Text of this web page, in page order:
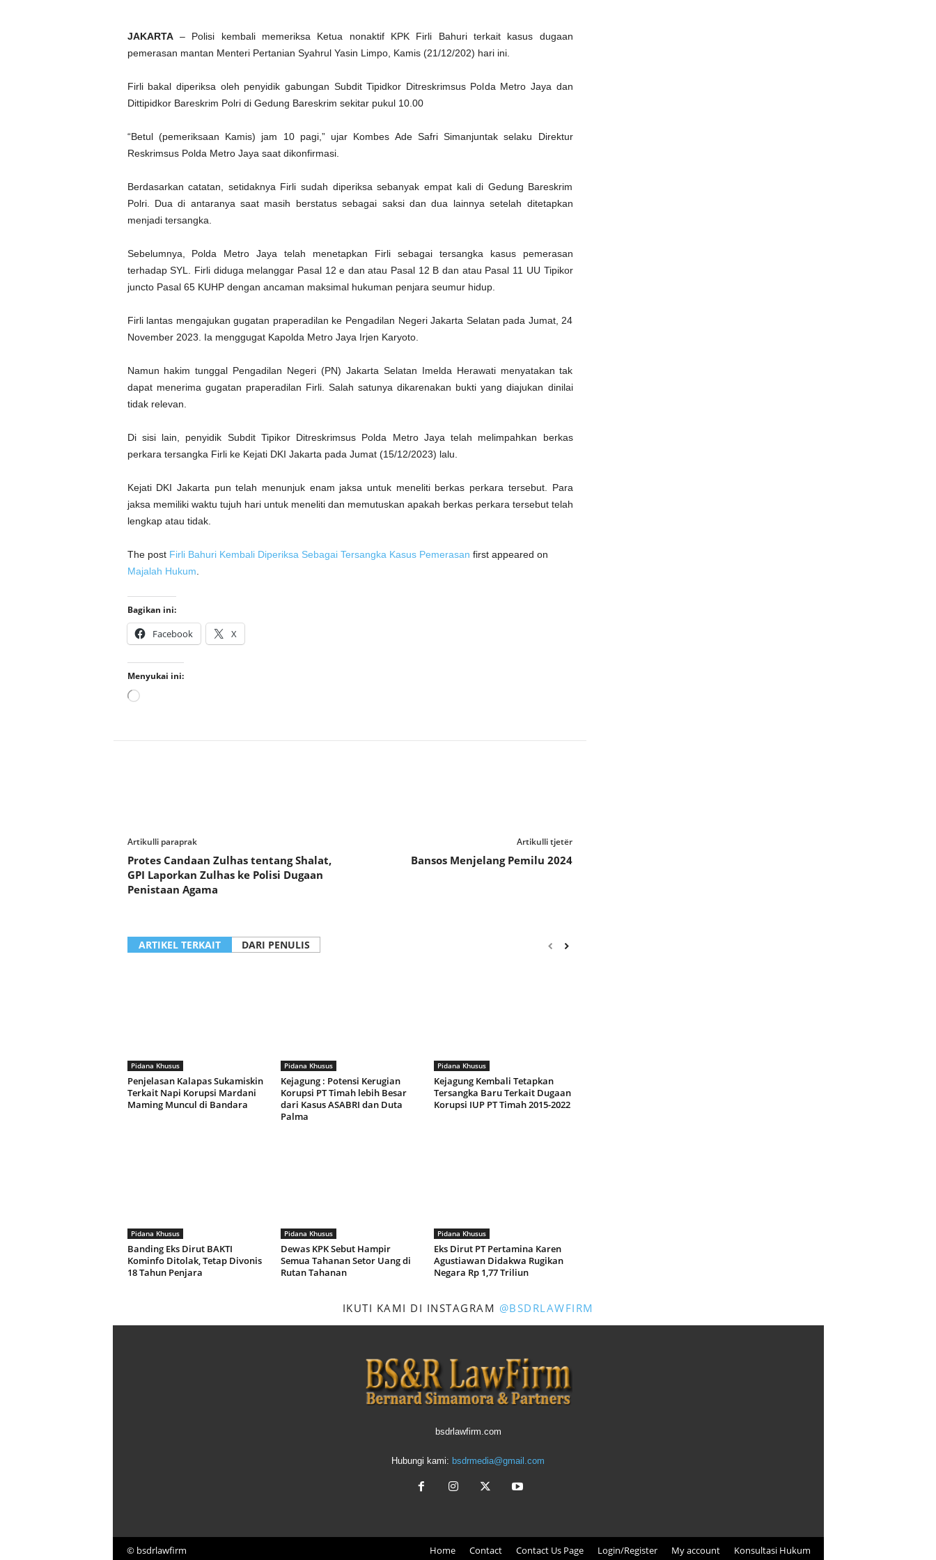
JAKARTA– Polisi kembali memeriksa Ketua nonaktif KPK Firli Bahuri terkait kasus dugaan
pemerasan mantan Menteri Pertanian Syahrul Yasin Limpo, Kamis (21/12/202) hari ini.
Firli bakal diperiksa oleh penyidik gabungan Subdit Tipidkor Ditreskrimsus Polda Metro Jaya dan
Dittipidkor Bareskrim Polri di Gedung Bareskrim sekitar pukul 10.00
“Betul (pemeriksaan Kamis) jam 10 pagi,” ujar Kombes Ade Safri Simanjuntak selaku Direktur
Reskrimsus Polda Metro Jaya saat dikonfirmasi.
Berdasarkan catatan, setidaknya Firli sudah diperiksa sebanyak empat kali di Gedung Bareskrim
Polri. Dua di antaranya saat masih berstatus sebagai saksi dan dua lainnya setelah ditetapkan
menjadi tersangka.
Sebelumnya, Polda Metro Jaya telah menetapkan Firli sebagai tersangka kasus pemerasan
terhadap SYL. Firli diduga melanggar Pasal 12 e dan atau Pasal 12 B dan atau Pasal 11 UU Tipikor
juncto Pasal 65 KUHP dengan ancaman maksimal hukuman penjara seumur hidup.
Firli lantas mengajukan gugatan praperadilan ke Pengadilan Negeri Jakarta Selatan pada Jumat, 24
November 2023. Ia menggugat Kapolda Metro Jaya Irjen Karyoto.
Namun hakim tunggal Pengadilan Negeri (PN) Jakarta Selatan Imelda Herawati menyatakan tak
dapat menerima gugatan praperadilan Firli. Salah satunya dikarenakan bukti yang diajukan dinilai
tidak relevan.
Di sisi lain, penyidik Subdit Tipikor Ditreskrimsus Polda Metro Jaya telah melimpahkan berkas
perkara tersangka Firli ke Kejati DKI Jakarta pada Jumat (15/12/2023) lalu.
Kejati DKI Jakarta pun telah menunjuk enam jaksa untuk meneliti berkas perkara tersebut. Para
jaksa memiliki waktu tujuh hari untuk meneliti dan memutuskan apakah berkas perkara tersebut telah
lengkap atau tidak.
The post Firli Bahuri Kembali Diperiksa Sebagai Tersangka Kasus Pemerasan first appeared on
Majalah Hukum
Bagikan ini:
Facebook X
Menyukai ini:
Memuat...
Artikulli paraprak
Protes Candaan Zulhas tentang Shalat,
GPI Laporkan Zulhas ke Polisi Dugaan
Penistaan Agama
Artikulli tjetër
Bansos Menjelang Pemilu 2024
ARTIKEL TERKAIT DARI PENULIS
Pidana Khusus
Penjelasan Kalapas Sukamiskin
Terkait Napi Korupsi Mardani
Maming Muncul di Bandara
Pidana Khusus
Kejagung : Potensi Kerugian
Korupsi PT Timah lebih Besar
dari Kasus ASABRI dan Duta
Palma
Pidana Khusus
Kejagung Kembali Tetapkan
Tersangka Baru Terkait Dugaan
Korupsi IUP PT Timah 2015-2022
Pidana Khusus
Banding Eks Dirut BAKTI
Kominfo Ditolak, Tetap Divonis
18 Tahun Penjara
Pidana Khusus
Dewas KPK Sebut Hampir
Semua Tahanan Setor Uang di
Rutan Tahanan
Pidana Khusus
Eks Dirut PT Pertamina Karen
Agustiawan Didakwa Rugikan
Negara Rp 1,77 Triliun
IKUTI KAMI DI INSTAGRAM @BSDRLAWFIRM
bsdrlawfirm.com
Hubungi kami: bsdrmedia@gmail.com
Home Contact Contact Us Page Login/Register My account Konsultasi Hukum
© bsdrlawfirm